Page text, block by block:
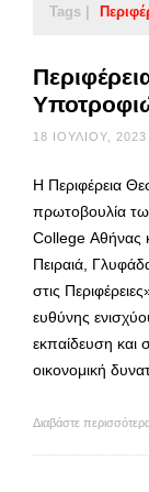
Tags |
18 ΙΟΥΛΊΟΥ, 2023
Η Περιφέρεια
πρωτοβουλία
College Αθήνας
Πειραιά,
στις
ευθύνης
εκπαίδευση και
οικονομική
Διαβάστε